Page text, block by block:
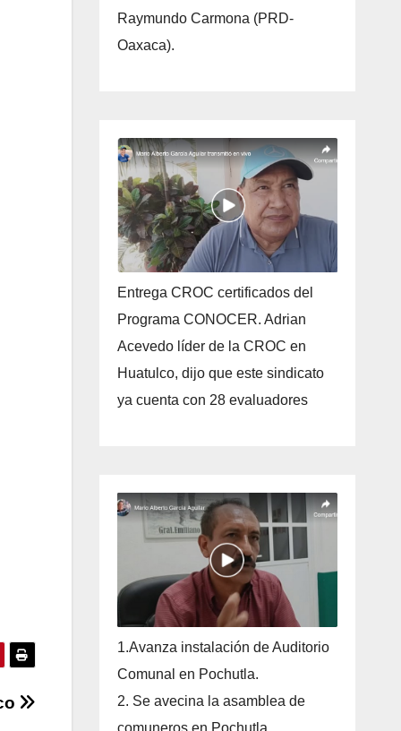
Raymundo Carmona (PRD-
Oaxaca).
Entrega CROC certificados del
Programa CONOCER. Adrian
Acevedo líder de la CROC en
Huatulco, dijo que este sindicato
ya cuenta con 28 evaluadores
1.Avanza instalación de Auditorio
Comunal en Pochutla.
2. Se avecina la asamblea de